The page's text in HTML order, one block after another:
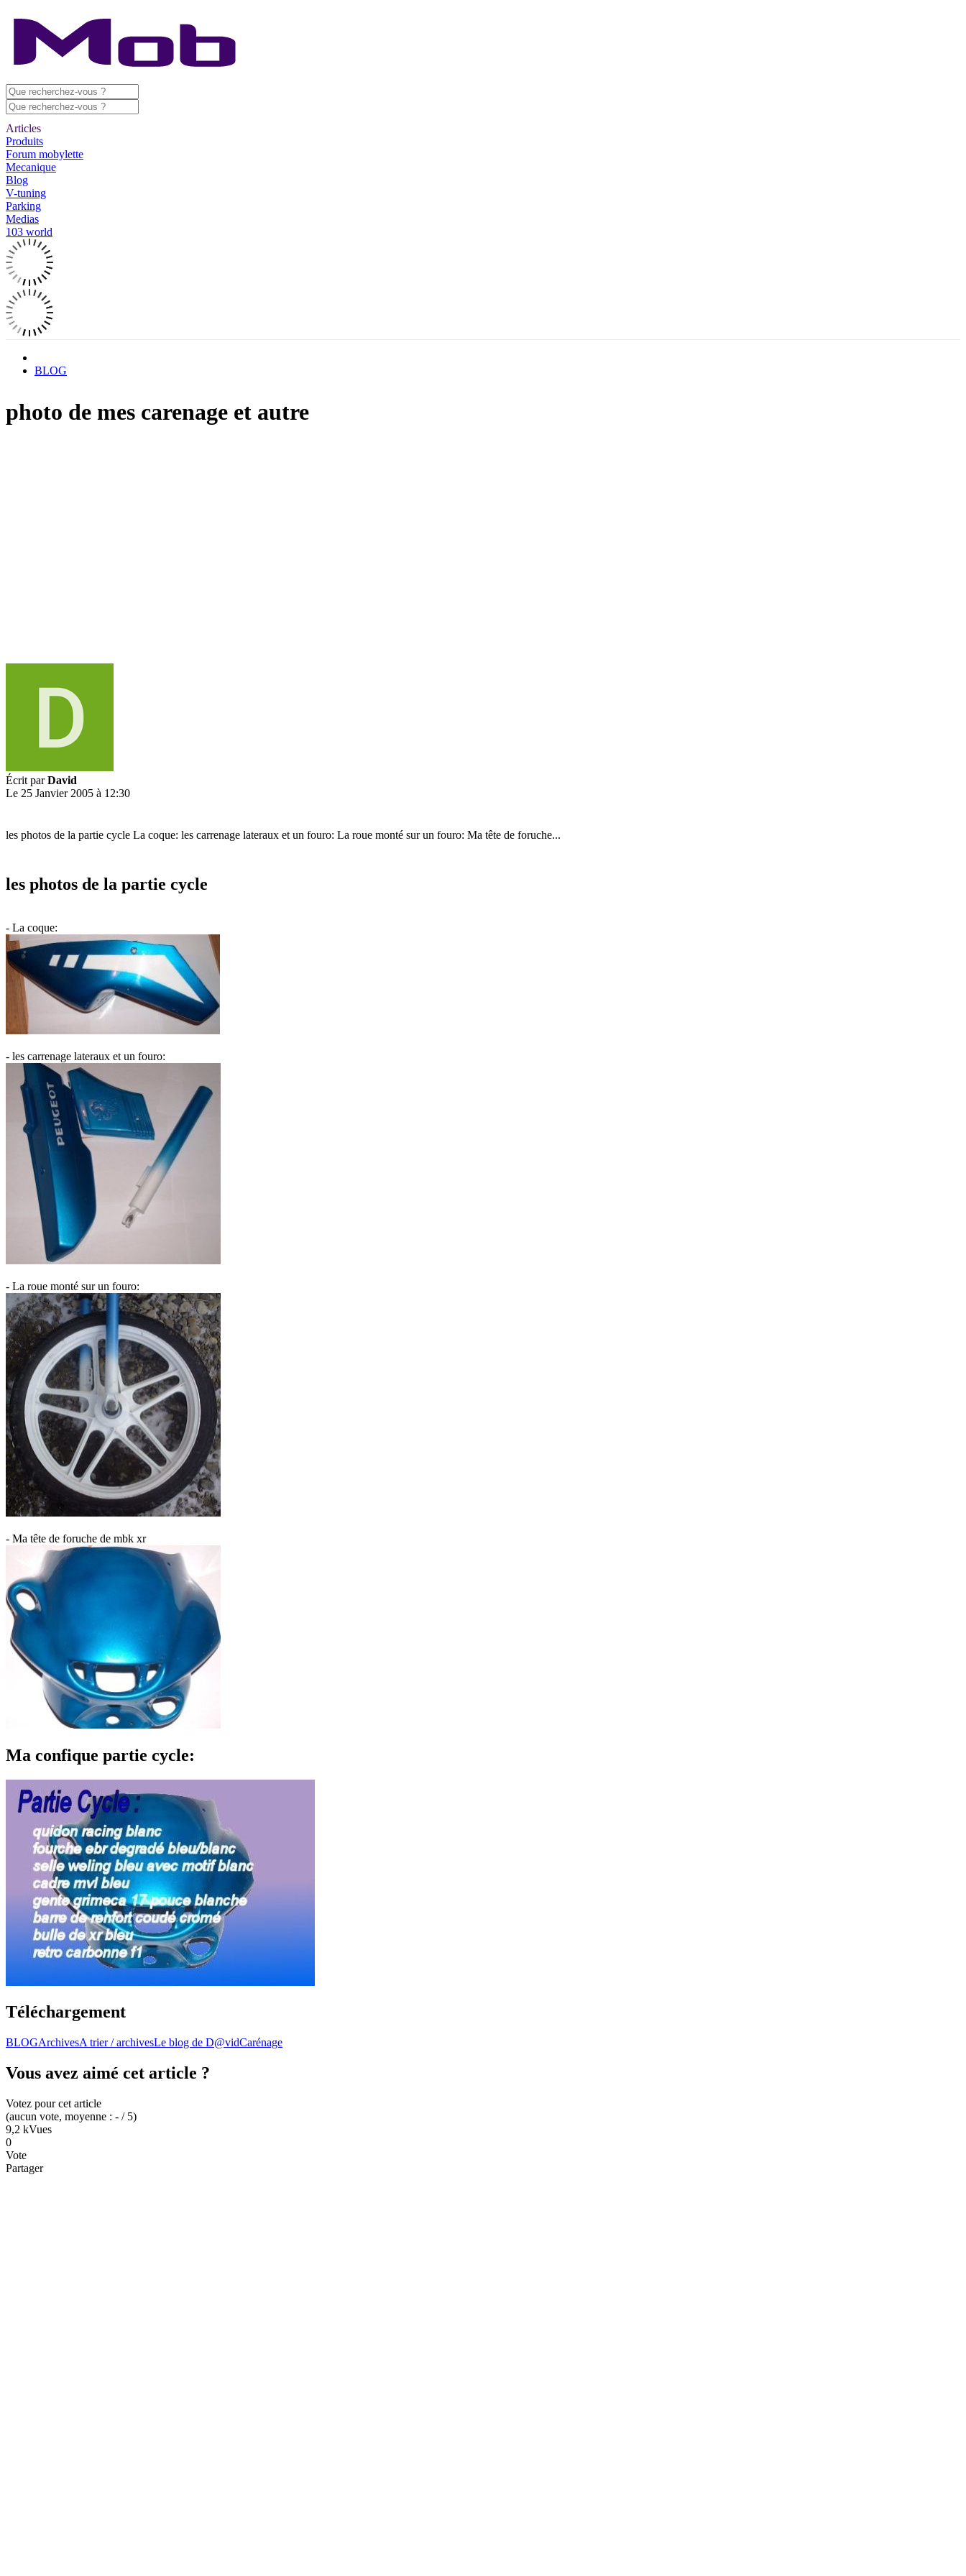
Articles
Produits
Forum mobylette
Mecanique
Blog
V-tuning
Parking
Medias
103 world
BLOG
photo de mes carenage et autre
Écrit parDavid
Le 25 Janvier 2005 à 12:30
les photos de la partie cycle La coque: les carrenage lateraux et un fouro: La roue monté sur un fouro: Ma tête de foruche...
les photos de la partie cycle
- La coque:
- les carrenage lateraux et un fouro:
- La roue monté sur un fouro:
- Ma tête de foruche de mbk xr
Ma confique partie cycle:
Téléchargement
BLOGArchivesA trier / archivesLe blog de D@vidCarénage
Vous avez aimé cet article ?
Votez pour cet article
(aucun vote, moyenne : - / 5)
9,2 kVues
0
Vote
Partager